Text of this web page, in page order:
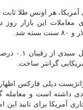
شاخص دلار
گرانتر ساخت.
دیلی فارکس
داشته است و معامله
آمریکا برای تایید این